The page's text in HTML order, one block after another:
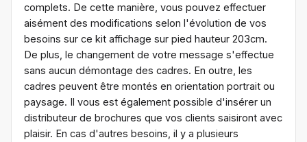
complets. De cette manière, vous pouvez effectuer
aisément des modifications selon l'évolution de vos
besoins sur ce kit affichage sur pied hauteur 203cm.
De plus, le changement de votre message s'effectue
sans aucun démontage des cadres. En outre, les
cadres peuvent être montés en orientation portrait ou
paysage. Il vous est également possible d'insérer un
distributeur de brochures que vos clients saisiront avec
plaisir. En cas d'autres besoins, il y a plusieurs